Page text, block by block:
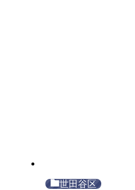
世田谷区